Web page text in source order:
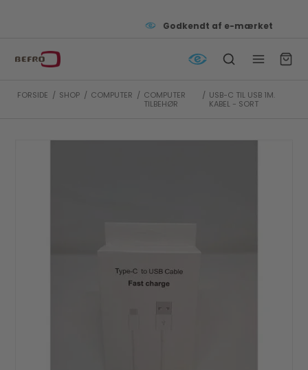
Godkendt af e-mærket
FORSIDE / SHOP / COMPUTER / COMPUTER
TILBEHØR
/ USB-C TIL USB 1M.
KABEL - SORT